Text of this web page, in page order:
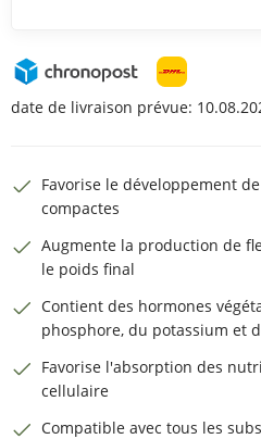
date de livraison prévue:
Favorise le développement
compactes
Augmente la production de
le poids final
Contient des hormones
phosphore, du potassium et
Favorise l'absorption des
cellulaire
Compatible avec tous les